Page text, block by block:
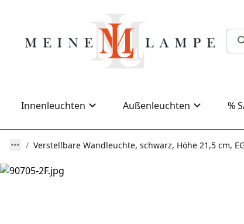
Innenleuchten Außenleuchten %
Verstellbare Wandleuchte, schwarz, Höhe 21,5 cm,